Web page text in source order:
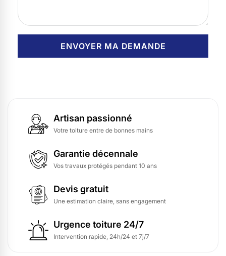
Artisan passionné
Votre toiture entre de bonnes mains
Garantie décennale
Vos travaux protégés pendant 10 ans
Devis gratuit
Une estimation claire, sans engagement
Urgence toiture 24/7
Intervention rapide, 24h/24 et 7j/7